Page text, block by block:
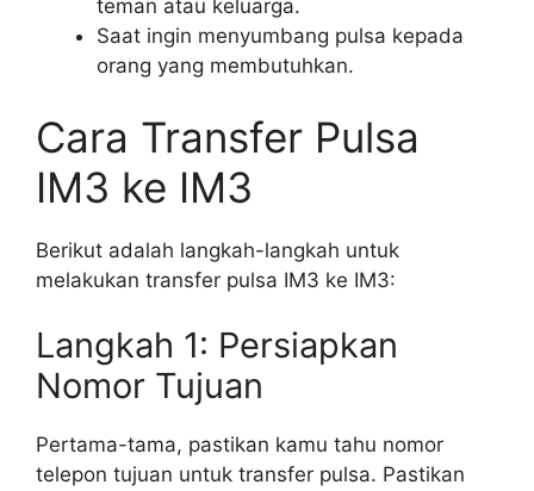
teman atau keluarga.
Saat ingin menyumbang pulsa kepada
orang yang membutuhkan.
Cara Transfer Pulsa
IM3 ke IM3
Berikut adalah langkah-langkah untuk
melakukan transfer pulsa IM3 ke IM3:
Langkah 1: Persiapkan
Nomor Tujuan
Pertama-tama, pastikan kamu tahu nomor
telepon tujuan untuk transfer pulsa. Pastikan